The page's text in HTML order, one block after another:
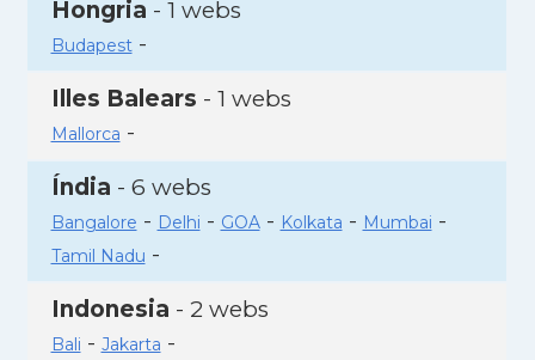
Hongria - 1 webs
Budapest-
Illes Balears - 1 webs
Mallorca -
Índia - 6 webs
Bangalore - Delhi - GOA- Kolkata - Mumbai -
Tamil Nadu -
Indonesia - 2 webs
Bali - Jakarta -